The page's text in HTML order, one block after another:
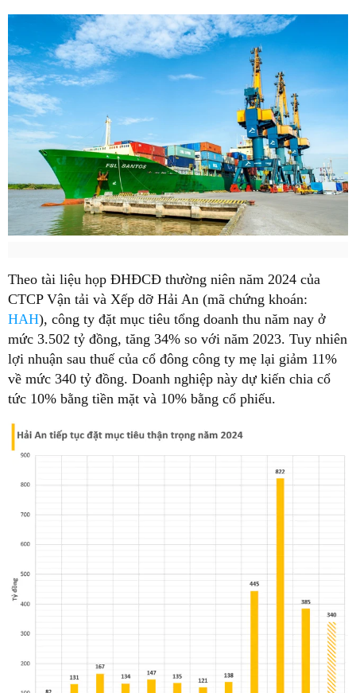
Theo tài liệu họp ĐHĐCĐ thường niên năm 2024 của
CTCP Vận tải và Xếp dỡ Hải An (mã chứng khoán:
HAH), công ty đặt mục tiêu tổng doanh thu năm nay ở
mức 3.502 tỷ đồng, tăng 34% so với năm 2023. Tuy nhiên
lợi nhuận sau thuế của cổ đông công ty mẹ lại giảm 11%
về mức 340 tỷ đồng. Doanh nghiệp này dự kiến chia cổ
tức 10% bằng tiền mặt và 10% bằng cổ phiếu.